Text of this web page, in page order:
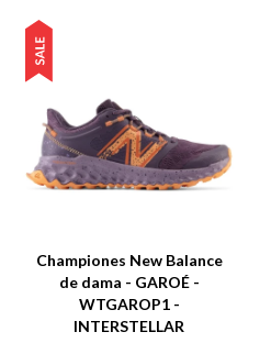
Championes New Balance
de dama - GAROÉ -
WTGAROP1 -
INTERSTELLAR